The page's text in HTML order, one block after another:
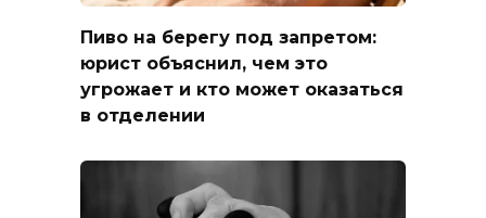
Пиво на берегу под запретом:
юрист объяснил, чем это
угрожает и кто может оказаться
в отделении